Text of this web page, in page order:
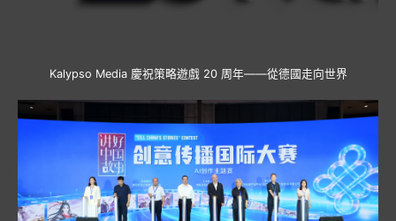
Kalypso Media 慶祝策略遊戲 20 周年——從德國走向世界